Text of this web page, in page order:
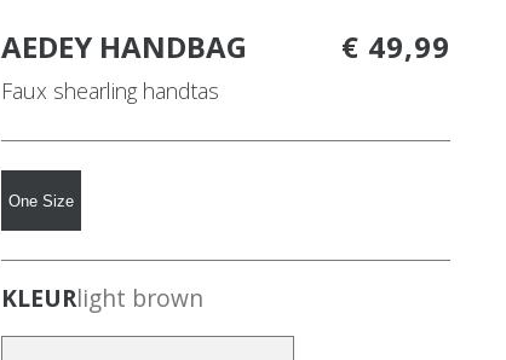
AEDEY HANDBAG
Faux shearling handtas
€ 49,99
One Size
KLEURlight brown